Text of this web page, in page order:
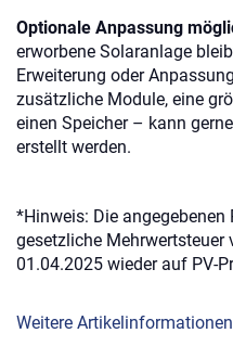
Optionale Anpassung
erworbene Solaranlage
Erweiterung oder
zusätzliche Module, eine
einen Speicher – kann
erstellt werden.
*Hinweis: Die
gesetzliche Mehrwertsteuer
01.04.2025 wieder auf PV-
Weitere Artikelinformationen